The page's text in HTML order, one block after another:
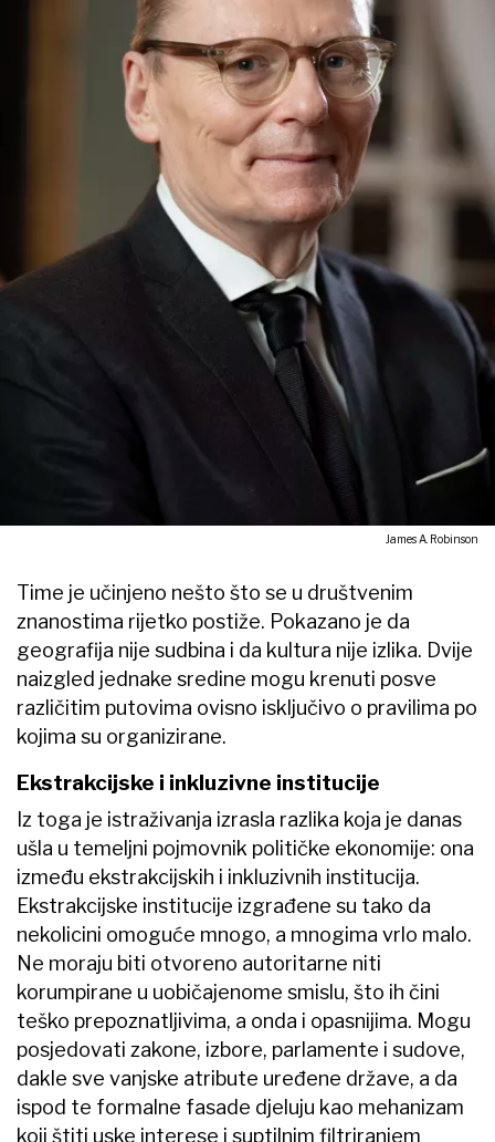
James A. Robinson
Time je učinjeno nešto što se u društvenim
znanostima rijetko postiže. Pokazano je da
geografija nije sudbina i da kultura nije izlika. Dvije
naizgled jednake sredine mogu krenuti posve
različitim putovima ovisno isključivo o pravilima po
kojima su organizirane.
Ekstrakcijske i inkluzivne institucije
Iz toga je istraživanja izrasla razlika koja je danas
ušla u temeljni pojmovnik političke ekonomije: ona
između ekstrakcijskih i inkluzivnih institucija.
Ekstrakcijske institucije izgrađene su tako da
nekolicini omoguće mnogo, a mnogima vrlo malo.
Ne moraju biti otvoreno autoritarne niti
korumpirane u uobičajenome smislu, što ih čini
teško prepoznatljivima, a onda i opasnijima. Mogu
posjedovati zakone, izbore, parlamente i sudove,
dakle sve vanjske atribute uređene države, a da
ispod te formalne fasade djeluju kao mehanizam
koji štiti uske interese i suptilnim filtriranjem